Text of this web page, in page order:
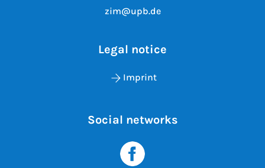
zim@upb.de
Legal notice
Imprint
Social networks